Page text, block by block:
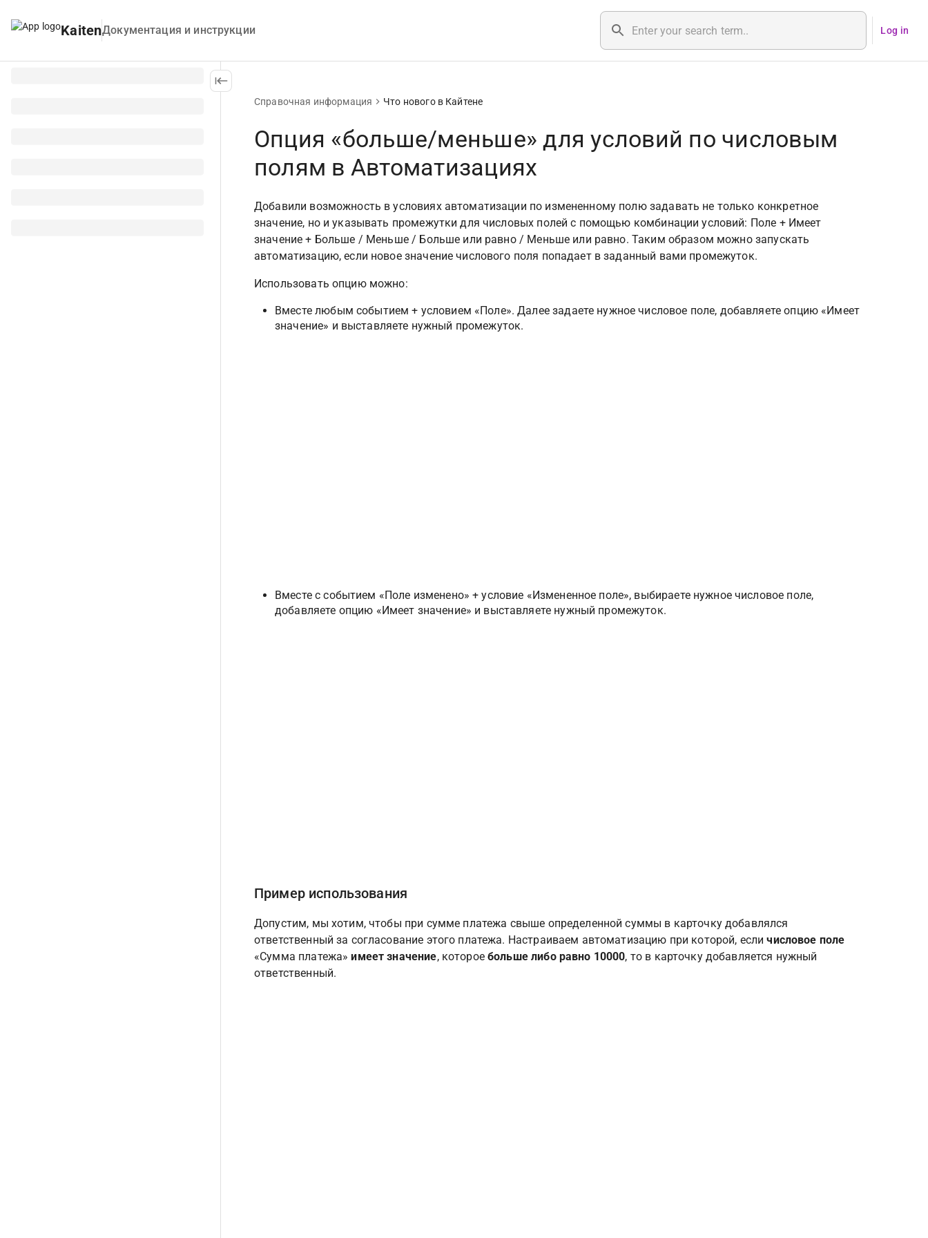
KaitenДокументация и инструкции Log in
Справочная информация Что нового в Кайтене
Опция «больше/меньше» для условий по числовым
полям в Автоматизациях
Добавили возможность в условиях автоматизации по измененному полю задавать не только конкретное
значение, но и указывать промежутки для числовых полей с помощью комбинации условий: Поле + Имеет
значение + Больше / Меньше / Больше или равно / Меньше или равно. Таким образом можно запускать
автоматизацию, если новое значение числового поля попадает в заданный вами промежуток.
Использовать опцию можно:
Вместе любым событием + условием «Поле». Далее задаете нужное числовое поле, добавляете опцию «Имеет
значение» и выставляете нужный промежуток.
Вместе с событием «Поле изменено» + условие «Измененное поле», выбираете нужное числовое поле,
добавляете опцию «Имеет значение» и выставляете нужный промежуток.
Пример использования
Допустим, мы хотим, чтобы при сумме платежа свыше определенной суммы в карточку добавлялся
ответственный за согласование этого платежа. Настраиваем автоматизацию при которой, если числовое поле
«Сумма платежа» имеет значение, которое больше либо равно 10000, то в карточку добавляется нужный
ответственный.